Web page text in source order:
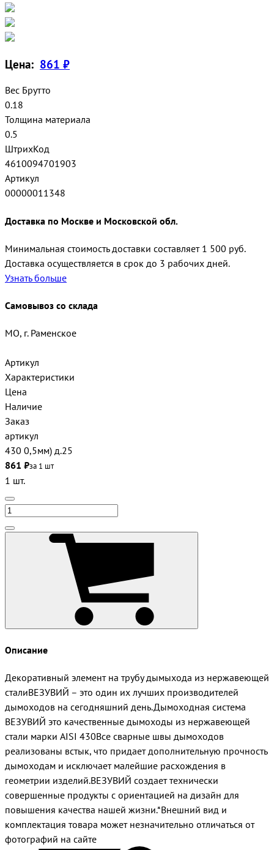
Цена: 861 ₽
Вес Брутто
0.18
Толщина материала
0.5
ШтрихКод
4610094701903
Артикул
00000011348
Доставка по Москве и Московской обл.
Минимальная стоимость доставки составляет 1 500 руб.
Доставка осуществляется в срок до 3 рабочих дней.
Узнать больше
Самовывоз со склада
МО, г. Раменское
Артикул
Характеристики
Цена
Наличие
Заказ
артикул
430 0,5мм) д.25
861 ₽за 1 шт
1 шт.
Описание
Декоративный элемент на трубу дымыхода из нержавеющей
сталиВЕЗУВИЙ – это один их лучших производителей
дымоходов на сегодняшний день.Дымоходная система
ВЕЗУВИЙ это качественные дымоходы из нержавеющей
стали марки AISI 430Все сварные швы дымоходов
реализованы встык, что придает дополнительную прочность
дымоходам и исключает малейшие расхождения в
геометрии изделий.ВЕЗУВИЙ создает технически
совершенные продукты с ориентацией на дизайн для
повышения качества нашей жизни.*Внешний вид и
комплектация товара может незначительно отличаться от
фотографий на сайте